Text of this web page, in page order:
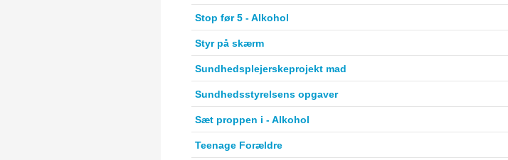
Stop før 5 - Alkohol
Styr på skærm
Sundhedsplejerskeprojekt mad
Sundhedsstyrelsens opgaver
Sæt proppen i - Alkohol
Teenage Forældre